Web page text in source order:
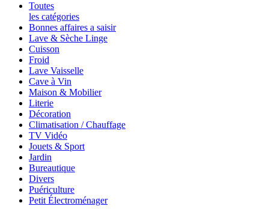
Toutes
les catégories
Bonnes affaires a saisir
Lave & Sèche Linge
Cuisson
Froid
Lave Vaisselle
Cave à Vin
Maison & Mobilier
Literie
Décoration
Climatisation / Chauffage
TV Vidéo
Jouets & Sport
Jardin
Bureautique
Divers
Puériculture
Petit Électroménager